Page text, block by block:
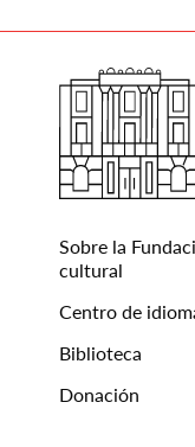
Sobre la
cultural
Centro de
Biblioteca
Donación